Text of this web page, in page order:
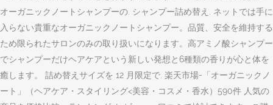
オーガニックノートシャンプーの. シャンプー詰め替え. ネットでは手に
入らない貴重なオーガニックノートシャンプー。品質、安全を維持する
ため限られたサロンのみの取り扱いになります。高アミノ酸シャンプー
でシャンプーだけヘアケアという新しい発想と6種類の香りが心と体を
癒します。 詰め替えサイズを 12 月限定で. 楽天市場-「オーガニックノ
ート」（ヘアケア・スタイリング<美容・コスメ・香水）590件 人気の